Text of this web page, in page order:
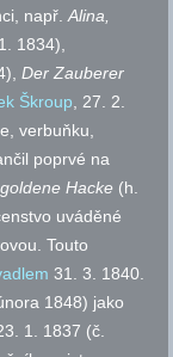
např. Alina,
1834),
Der Zauberer
Škroup, 27. 2.
verbuňku,
poprvé na
Hacke (h.
uváděné
Touto
31. 3. 1840.
1848) jako
1. 1837 (č.